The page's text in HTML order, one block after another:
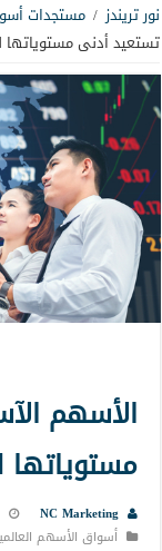
نور تريندز / مستجدات
تستعيد أدنى
الأسهم
NC Marketing
أسواق الأسهم